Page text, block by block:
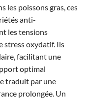
les poissons gras, ces
anti-
les tensions
stress oxydatif. Ils
facilitant une
optimal
traduit par une
prolongée. Un